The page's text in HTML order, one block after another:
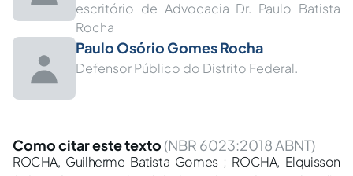
escritório de Advocacia Dr. Paulo Batista
Rocha
Paulo Osório Gomes Rocha
Defensor Público do Distrito Federal.
Como citar este texto (NBR 6023:2018 ABNT)
ROCHA, Guilherme Batista Gomes ; ROCHA, Elquisson